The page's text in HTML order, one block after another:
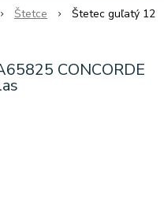
Štetce
Štetec guľatý 12
CONCORDE